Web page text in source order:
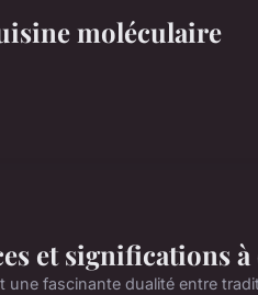
moléculaire
et significations
une fascinante dualité entre